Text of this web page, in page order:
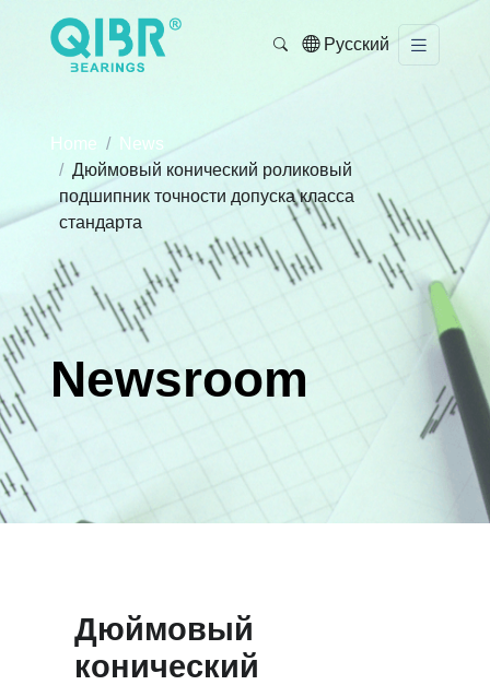
Русский
Home
News
Дюймовый конический роликовый
подшипник точности допуска класса
стандарта
Newsroom
Дюймовый
конический